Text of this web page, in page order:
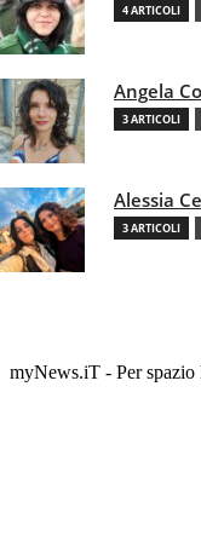
4 ARTICOLI
Angela
3 ARTICOLI
Alessia
3 ARTICOLI
myNews.iT - Per